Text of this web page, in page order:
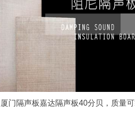
厦门隔声板嘉达隔声板40分贝，质量